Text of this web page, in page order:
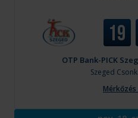
19
OTP Bank-PICK
Szeged